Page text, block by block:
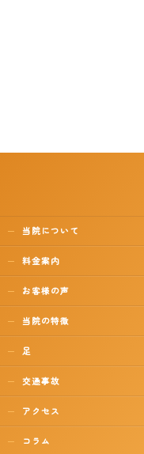
当院について
料金案内
お客様の声
当院の特徴
足
交通事故
アクセス
コラム